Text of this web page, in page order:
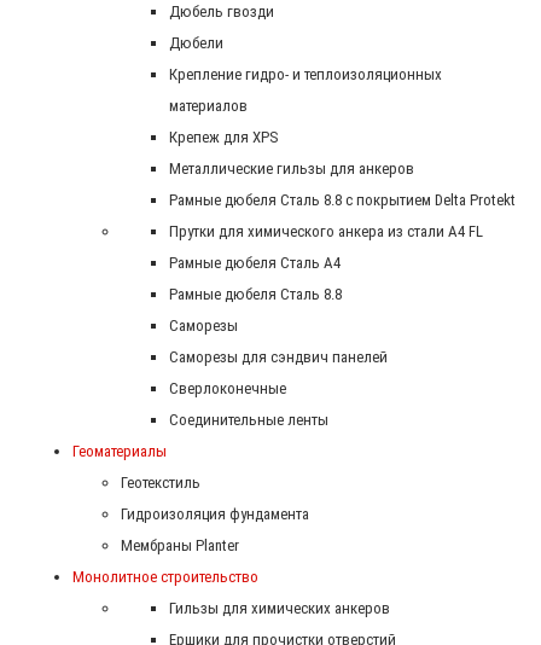
Дюбель гвозди
Дюбели
Крепление гидро- и теплоизоляционных
материалов
Крепеж для XPS
Металлические гильзы для анкеров
Рамные дюбеля Сталь 8.8 с покрытием Delta Protekt
Прутки для химического анкера из стали А4 FL
Рамные дюбеля Сталь A4
Рамные дюбеля Сталь 8.8
Саморезы
Саморезы для сэндвич панелей
Сверлоконечные
Соединительные ленты
Геоматериалы
Геотекстиль
Гидроизоляция фундамента
Мембраны Planter
Монолитное строительство
Гильзы для химических анкеров
Ершики для прочистки отверстий